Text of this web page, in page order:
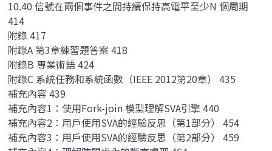
10.40 信號在兩個事件之間持續保持高電平至少N 個周期
414
附錄 417
附錄A 第3章練習題答案 418
附錄B 專業術語 424
附錄C 系統任務和系統函數（IEEE 2012第20章） 435
補充內容 439
補充內容1：使用Fork-join 模型理解SVA引擎 440
補充內容2：用戶使用SVA的經驗反思（第1部分） 454
補充內容3：用戶使用SVA的經驗反思（第2部分） 459